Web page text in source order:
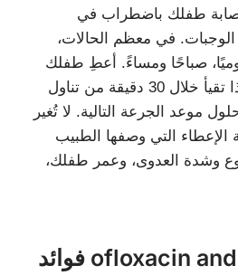
طفلك باضطراب في
في معظم الحالات،
صباحًا ومساءً. أعطِ طفلك
نفس الجرعة مرة أخرى إذا تقيأ خلال 30 دقيقة من تناول
موعد الجرعة التالية. لا تُغير
الإعطاء التي وصفها الطبيب
وشدة العدوى، وعمر طفلك،
فوائد ofloxacin and metronidazole